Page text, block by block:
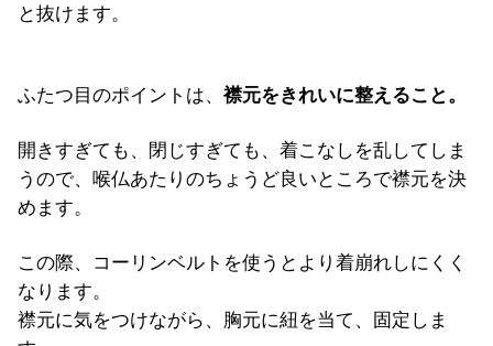
と抜けます。
ふたつ目のポイントは、 襟元をきれいに整えること。
開きすぎても、閉じすぎても、着こなしを乱してしま
うので、喉仏あたりのちょうど良いところで襟元を決
めます。
この際、コーリンベルトを使うとより着崩れしにくく
なります。
襟元に気をつけながら、胸元に紐を当て、固定しま